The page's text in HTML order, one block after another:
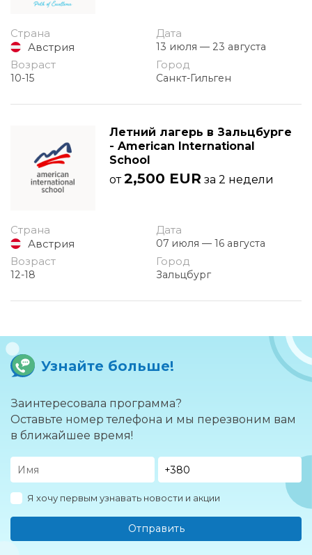
Страна
Австрия
Дата
13 июля — 23 августа
Возраст
10-15
Город
Санкт-Гильген
Летний лагерь в Зальцбурге
- American International
School
от2,500 EUR за 2 недели
Страна
Австрия
Дата
07 июля — 16 августа
Возраст
12-18
Город
Зальцбург
Узнайте больше!
Заинтересовала программа?
Оставьте номер телефона и мы перезвоним вам
в ближайшее время!
Я хочу первым узнавать новости и акции
Отправить